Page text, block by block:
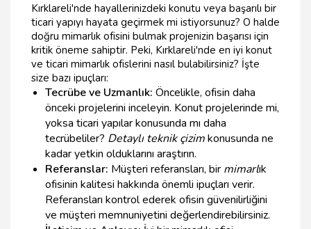
Kırklareli'nde hayallerinizdeki konutu veya başarılı bir
ticari yapıyı hayata geçirmek mi istiyorsunuz? O halde
doğru mimarlık ofisini bulmak projenizin başarısı için
kritik öneme sahiptir. Peki, Kırklareli'nde en iyi konut
ve ticari mimarlık ofislerini nasıl bulabilirsiniz? İşte
size bazı ipuçları:
Tecrübe ve Uzmanlık: Öncelikle, ofisin daha
önceki projelerini inceleyin. Konut projelerinde mi,
yoksa ticari yapılar konusunda mı daha
tecrübeliler? Detaylı teknik çizimkonusunda ne
kadar yetkin olduklarını araştırın.
Referanslar: Müşteri referansları, bir mimarlık
ofisinin kalitesi hakkında önemli ipuçları verir.
Referansları kontrol ederek ofisin güvenilirliğini
ve müşteri memnuniyetini değerlendirebilirsiniz.